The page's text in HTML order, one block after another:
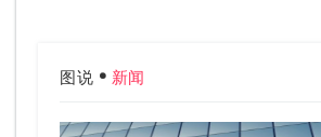
图说 新闻